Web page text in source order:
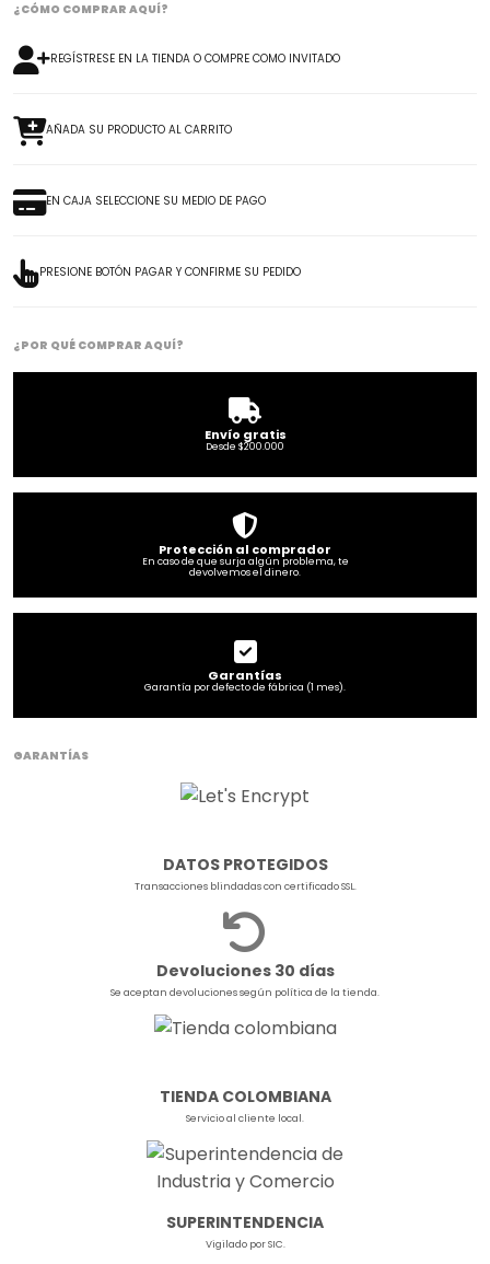
¿CÓMO COMPRAR AQUÍ?
REGÍSTRESE EN LA TIENDA O COMPRE COMO INVITADO
AÑADA SU PRODUCTO AL CARRITO
EN CAJA SELECCIONE SU MEDIO DE PAGO
PRESIONE BOTÓN PAGAR Y CONFIRME SU PEDIDO
¿POR QUÉ COMPRAR AQUÍ?
Envío gratis
Desde $200.000
Protección al comprador
En caso de que surja algún problema, te
devolvemos el dinero.
Garantías
Garantía por defecto de fábrica (1 mes).
GARANTÍAS
DATOS PROTEGIDOS
Transacciones blindadas con certificado SSL.
Devoluciones 30 días
Se aceptan devoluciones según política de la tienda.
TIENDA COLOMBIANA
Servicio al cliente local.
SUPERINTENDENCIA
Vigilado por SIC.